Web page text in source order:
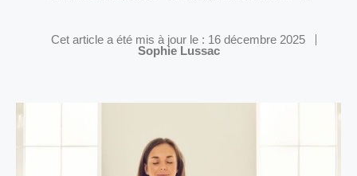
Cet article a été mis à jour le : 16 décembre 2025
Sophie Lussac